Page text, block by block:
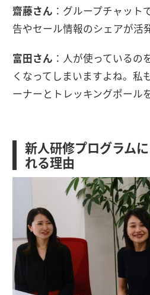
齋藤さん ：グループチャット
告やセール情報のシェアが活
富田さん ：人が使っているの
くなってしまいますよね。私
ーナーとトレッキングポール
新人研修プログラム
れる理由